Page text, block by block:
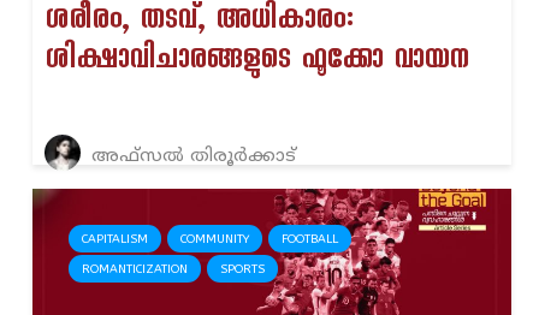
ശരീരം, തടവ്, അധികാരം:
ശിക്ഷാവിചാരങ്ങളുടെ ഫൂക്കോ വായന
അഫ്സൽ തിരൂർക്കാട്
CAPITALISM COMMUNITY FOOTBALL
ROMANTICIZATION SPORTS